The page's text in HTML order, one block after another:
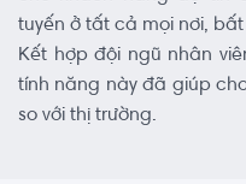
tuyến ở tất cả mọi nơi,
Kết hợp đội ngũ nhân
tính năng này đã giúp
so với thị trường.